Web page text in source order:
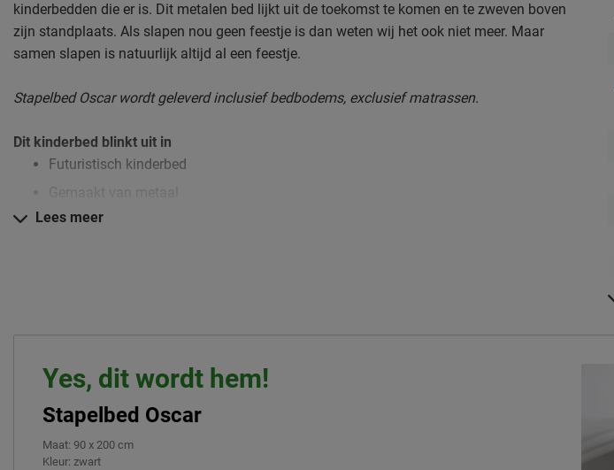
kinderbedden die er is. Dit metalen bed lijkt uit de toekomst te komen en te zweven boven
zijn standplaats. Als slapen nou geen feestje is dan weten wij het ook niet meer. Maar
samen slapen is natuurlijk altijd al een feestje.
Stapelbed Oscar wordt geleverd inclusief bedbodems, exclusief matrassen.
Dit kinderbed blinkt uit in
Futuristisch kinderbed
Gemaakt van metaal
Zeer eenvoudig in onderhoud
Lees meer
Yes, dit wordt hem!
Stapelbed Oscar
Maat: 90 x 200 cm
Kleur: zwart